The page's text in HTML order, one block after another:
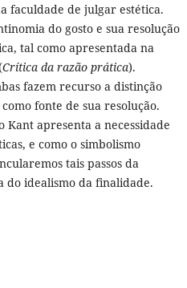
faculdade de julgar estética.
do gosto e sua resolução
tal como apresentada na
Crítica da razão prática).
fazem recurso a distinção
fonte de sua resolução.
Kant apresenta a necessidade
e como o simbolismo
tais passos da
do idealismo da finalidade.